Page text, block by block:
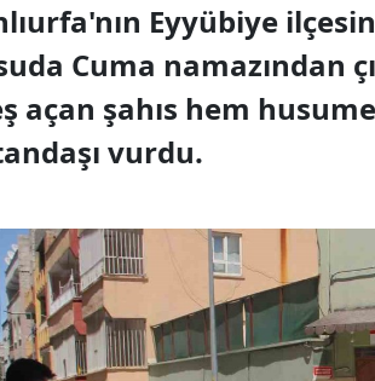
Eyyübiye
Cuma namazından
açan şahıs hem
vurdu.